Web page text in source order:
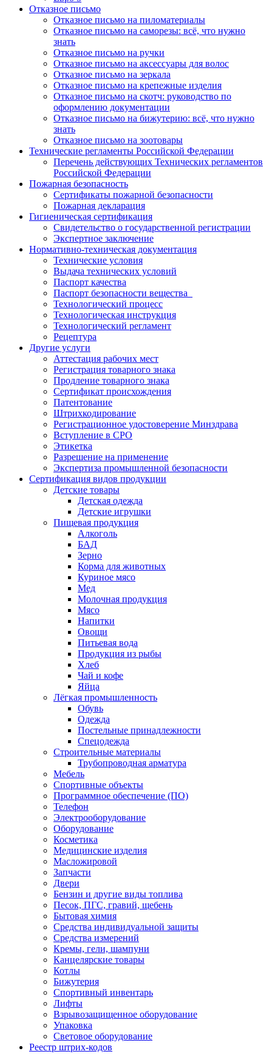
Отказное письмо
Отказное письмо на пиломатериалы
Отказное письмо на саморезы: всё, что нужно
знать
Отказное письмо на ручки
Отказное письмо на аксессуары для волос
Отказное письмо на зеркала
Отказное письмо на крепежные изделия
Отказное письмо на скотч: руководство по
оформлению документации
Отказное письмо на бижутерию: всё, что нужно
знать
Отказное письмо на зоотовары
Технические регламенты Российской Федерации
Перечень действующих Технических регламентов
Российской Федерации
Пожарная безопасность
Сертификаты пожарной безопасности
Пожарная декларация
Гигиеническая сертификация
Свидетельство о государственной регистрации
Экспертное заключение
Нормативно-техническая документация
Технические условия
Выдача технических условий
Паспорт качества
Паспорт безопасности вещества
Технологический процесс
Технологическая инструкция
Технологический регламент
Рецептура
Другие услуги
Аттестация рабочих мест
Регистрация товарного знака
Продление товарного знака
Сертификат происхождения
Патентование
Штрихкодирование
Регистрационное удостоверение Минздрава
Вступление в СРО
Этикетка
Разрешение на применение
Экспертиза промышленной безопасности
Сертификация видов продукции
Детские товары
Детская одежда
Детские игрушки
Пищевая продукция
Алкоголь
БАД
Зерно
Корма для животных
Куриное мясо
Мед
Молочная продукция
Мясо
Напитки
Овощи
Питьевая вода
Продукция из рыбы
Хлеб
Чай и кофе
Яйца
Лёгкая промышленность
Обувь
Одежда
Постельные принадлежности
Спецодежда
Строительные материалы
Трубопроводная арматура
Мебель
Спортивные объекты
Программное обеспечение (ПО)
Телефон
Электрооборудование
Оборудование
Косметика
Медицинские изделия
Масложировой
Запчасти
Двери
Бензин и другие виды топлива
Песок, ПГС, гравий, щебень
Бытовая химия
Средства индивидуальной защиты
Средства измерений
Кремы, гели, шампуни
Канцелярские товары
Котлы
Бижутерия
Спортивный инвентарь
Лифты
Взрывозащищенное оборудование
Упаковка
Световое оборудование
Реестр штрих-кодов